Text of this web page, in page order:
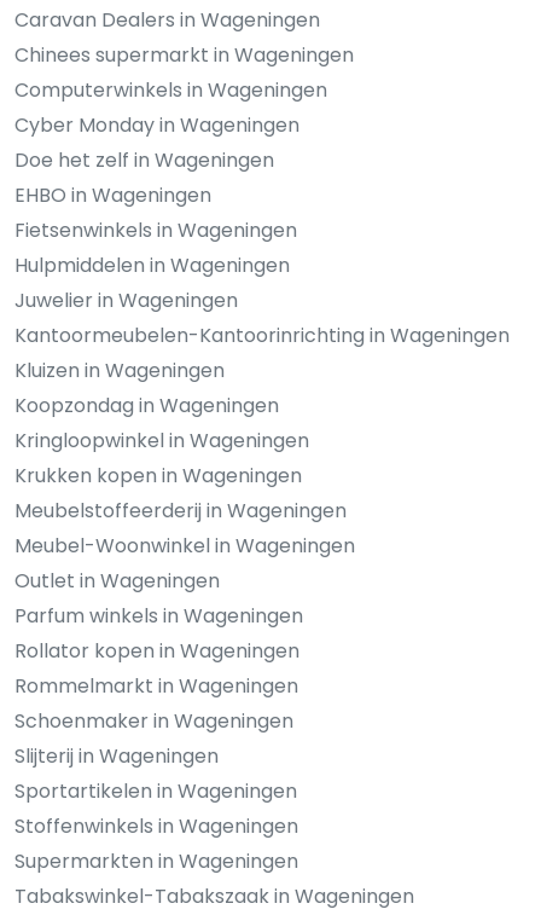
Caravan Dealers in Wageningen
Chinees supermarkt in Wageningen
Computerwinkels in Wageningen
Cyber Monday in Wageningen
Doe het zelf in Wageningen
EHBO in Wageningen
Fietsenwinkels in Wageningen
Hulpmiddelen in Wageningen
Juwelier in Wageningen
Kantoormeubelen-Kantoorinrichting in Wageningen
Kluizen in Wageningen
Koopzondag in Wageningen
Kringloopwinkel in Wageningen
Krukken kopen in Wageningen
Meubelstoffeerderij in Wageningen
Meubel-Woonwinkel in Wageningen
Outlet in Wageningen
Parfum winkels in Wageningen
Rollator kopen in Wageningen
Rommelmarkt in Wageningen
Schoenmaker in Wageningen
Slijterij in Wageningen
Sportartikelen in Wageningen
Stoffenwinkels in Wageningen
Supermarkten in Wageningen
Tabakswinkel-Tabakszaak in Wageningen